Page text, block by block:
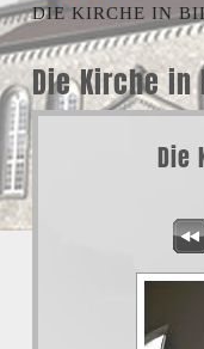
DIE KIRCHE IN
Die Kirche in
Die